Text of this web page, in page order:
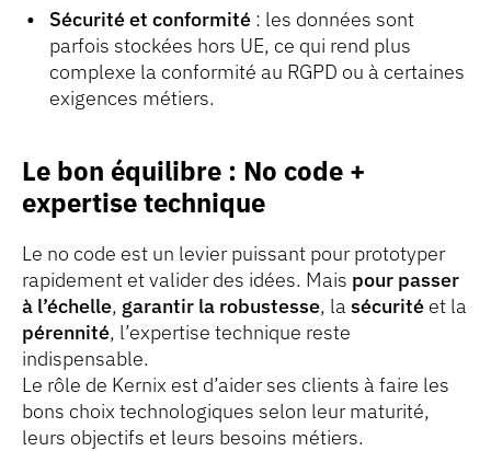
Sécurité et conformité : les données sont
parfois stockées hors UE, ce qui rend plus
complexe la conformité au RGPD ou à certaines
exigences métiers.
Le bon équilibre : No code +
expertise technique
Le no code est un levier puissant pour prototyper
rapidement et valider des idées. Mais pour passer
à l’échelle, garantir la robustesse, la sécurité et la
pérennité, l’expertise technique reste
indispensable.
Le rôle de Kernix est d’aider ses clients à faire les
bons choix technologiques selon leur maturité,
leurs objectifs et leurs besoins métiers.